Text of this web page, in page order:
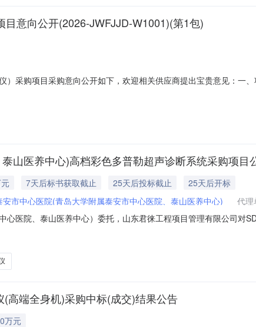
意向公开(2026-JWFJJD-W1001)(第1包)
）采购项目采购意向公开如下，欢迎相关供应商提出宝贵意见：一
：1.具有独立承担民事责任的能力；2.具有良好的商业信誉和健全的
山医养中心)高档彩色多普勒超声诊断系统采购项目
7天后标书获取截止 25天后投标截止
25天后开标
安市中心医院(青岛大学附属泰安市中心医院、泰山医养中心) 代理
医院、泰山医养中心）委托，山东君徕工程项目管理有限公司对
普勒超声诊断系统采购项目组织公开招标，现欢迎国内合格的供应
购项目的潜在投标人应在山东省政府采购网(http://www.ccgp-
高端全身机)采购中标(成交)结果公告
万元